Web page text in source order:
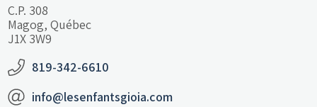
C.P. 308
Magog,Québec
J1X 3W9
819-342-6610
info@lesenfantsgioia.com